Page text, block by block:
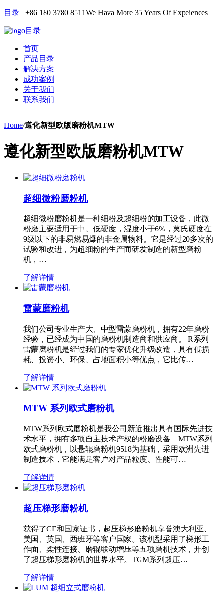
目录 +86 180 3780 8511We Hava More 35 Years Of Expeiences
目录
首页
产品目录
解决方案
成功案例
关于我们
联系我们
Home/遵化新型欧版磨粉机MTW
遵化新型欧版磨粉机MTW
超细微粉磨粉机
超细微粉磨粉机是一种细粉及超细粉的加工设备，此微
粉磨主要适用于中、低硬度，湿度小于6%，莫氏硬度在
9级以下的非易燃易爆的非金属物料。它是经过20多次的
试验和改进，为超细粉的生产而研发制造的新型磨粉
机，…
了解详情
雷蒙磨粉机
我们公司专业生产大、中型雷蒙磨粉机，拥有22年磨粉
经验，已经成为中国的磨粉机制造商和供应商。 R系列
雷蒙磨粉机是经过我们的专家优化升级改造，具有低损
耗、投资小、环保、占地面积小等优点，它比传…
了解详情
MTW 系列欧式磨粉机
MTW系列欧式磨粉机是我公司新近推出具有国际先进技
术水平，拥有多项自主技术产权的粉磨设备—MTW系列
欧式磨粉机，以悬辊磨粉机9518为基础，采用欧洲先进
制造技术，它能满足客户对产品粒度、性能可…
了解详情
超压梯形磨粉机
获得了CE和国家证书，超压梯形磨粉机享誉澳大利亚、
美国、英国、西班牙等客户国家。该机型采用了梯形工
作面、柔性连接、磨辊联动增压等五项磨机技术，开创
了超压梯形磨粉机的世界水平。TGM系列超压…
了解详情